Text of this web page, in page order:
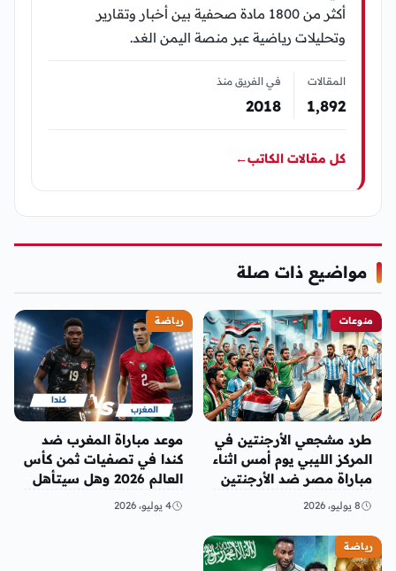
أكثر من 1800 مادة صحفية بين أخبار وتقارير
وتحليلات رياضية عبر منصة اليمن الغد.
المقالات
1٬892
في الفريق منذ
2018
كل مقالات الكاتب←
مواضيع ذات صلة
منوعات
طرد مشجعي الأرجنتين في
المركز الليبي يوم أمس اثناء
مباراة مصر ضد الأرجنتين
8 يوليو، 2026
رياضة
موعد مباراة المغرب ضد
كندا في تصفيات ثمن كأس
العالم 2026 وهل سيتأهل
للدور 16
4 يوليو، 2026
رياضة